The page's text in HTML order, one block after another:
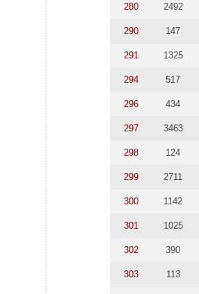
280 2492
290 147
291 1325
294 517
296 434
297 3463
298 124
299 2711
300 1142
301 1025
302 390
303 113